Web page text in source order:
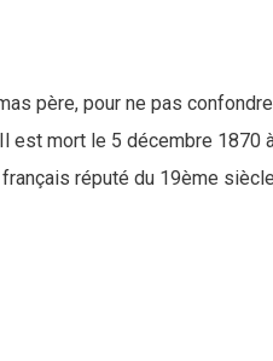
père, pour ne pas
est mort le 5 décembre 1870
réputé du 19ème